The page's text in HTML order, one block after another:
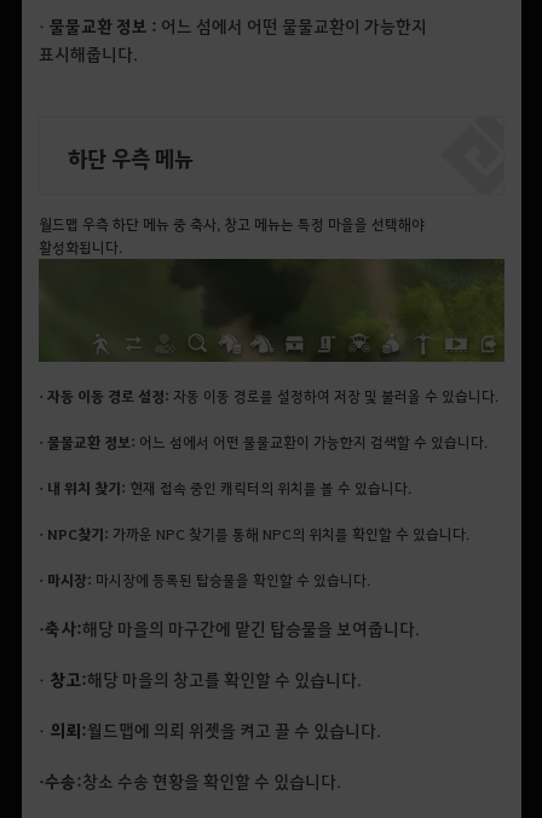
• 물물교환 정보 : 어느 섬에서 어떤 물물교환이 가능한지
표시해줍니다.
하단 우측 메뉴
월드맵 우측 하단 메뉴 중 축사, 창고 메뉴는 특정 마을을 선택해야
활성화됩니다.
• 자동 이동 경로 설정: 자동 이동 경로를 설정하여 저장 및 불러올 수 있습니다.
• 물물교환 정보: 어느 섬에서 어떤 물물교환이 가능한지 검색할 수 있습니다.
• 내 위치 찾기: 현재 접속 중인 캐릭터의 위치를 볼 수 있습니다.
• NPC찾기: 가까운 NPC 찾기를 통해 NPC의 위치를 확인할 수 있습니다.
• 마시장: 마시장에 등록된 탑승물을 확인할 수 있습니다.
• 축사:해당 마을의 마구간에 맡긴 탑승물을 보여줍니다.
• 창고:해당 마을의 창고를 확인할 수 있습니다.
• 의뢰:월드맵에 의뢰 위젯을 켜고 끌 수 있습니다.
• 수송:창소 수송 현황을 확인할 수 있습니다.